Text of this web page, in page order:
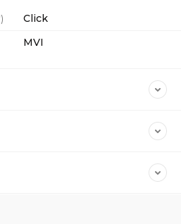
Click
MVI